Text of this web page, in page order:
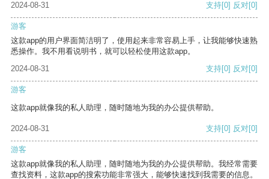
2024-08-31
支持[0] 反对[0]
游客
这款app的用户界面简洁明了，使用起来非常容易上手，让我能够快速熟
悉操作。我不用看说明书，就可以轻松使用这款app。
2024-08-31
支持[0] 反对[0]
游客
这款app就像我的私人助理，随时随地为我的办公提供帮助。
2024-08-31 支持[0] 反对[0]
游客
这款app就像我的私人助理，随时随地为我的办公提供帮助。我经常需要
查找资料，这款app的搜索功能非常强大，能够快速找到我需要的信息。